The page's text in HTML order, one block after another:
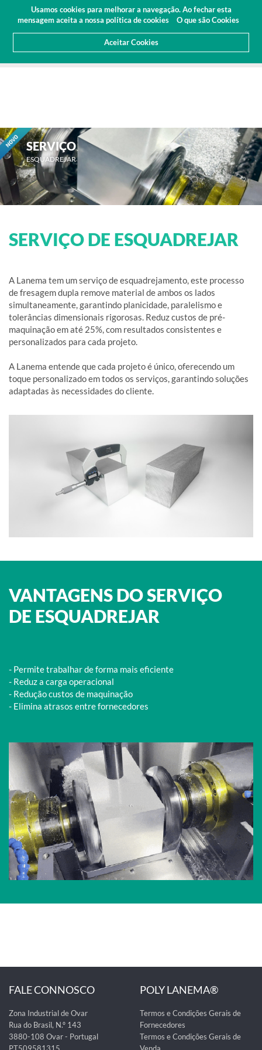
Usamos cookies para melhorar a navegação. Ao fechar esta
mensagem aceita a nossa política de cookies
O que são Cookies
Aceitar Cookies
Área Cliente
Orçamento(0)
SERVIÇO
ESQUADREJAR
SERVIÇO DE ESQUADREJAR
A Lanema tem um serviço de esquadrejamento, este processo
de fresagem dupla remove material de ambos os lados
simultaneamente, garantindo planicidade, paralelismo e
tolerâncias dimensionais rigorosas. Reduz custos de pré-
maquinação em até 25%, com resultados consistentes e
personalizados para cada projeto.
A Lanema entende que cada projeto é único, oferecendo um
toque personalizado em todos os serviços, garantindo soluções
adaptadas às necessidades do cliente.
VANTAGENS DO SERVIÇO
DE ESQUADREJAR
- Permite trabalhar de forma mais eficiente
- Reduz a carga operacional
- Redução custos de maquinação
- Elimina atrasos entre fornecedores
FALE CONNOSCO
Zona Industrial de Ovar
Rua do Brasil, N.º 143
3880-108 Ovar - Portugal
POLY LANEMA®
Termos e Condições Gerais de
Fornecedores
Termos e Condições Gerais de